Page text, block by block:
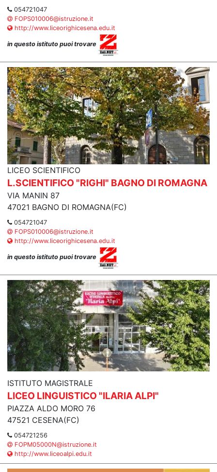
054721047
FOPS010006@istruzione.it
http://www.liceorighicesena.edu.it
in questo istituto puoi trovare
LICEO SCIENTIFICO
L.SCIENTIFICO "RIGHI" BAGNO DI ROMAGNA
VIA MANIN 87
47021 BAGNO DI ROMAGNA(FC)
054721047
FOPS010006@istruzione.it
http://www.liceorighicesena.edu.it
in questo istituto puoi trovare
ISTITUTO MAGISTRALE
LICEO LINGUISTICO "ILARIA ALPI"
PIAZZA ALDO MORO 76
47521 CESENA(FC)
054721256
FOPM05000N@istruzione.it
http://www.liceoalpi.edu.it